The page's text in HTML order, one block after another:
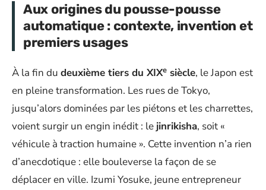
Aux origines du pousse-pousse
automatique : contexte, invention et
premiers usages
À la fin du deuxième tiers du XIXe siècle, le Japon est
en pleine transformation. Les rues de Tokyo,
jusqu’alors dominées par les piétons et les charrettes,
voient surgir un engin inédit : le jinrikisha, soit «
véhicule à traction humaine ». Cette invention n’a rien
d’anecdotique : elle bouleverse la façon de se
déplacer en ville. Izumi Yosuke, jeune entrepreneur